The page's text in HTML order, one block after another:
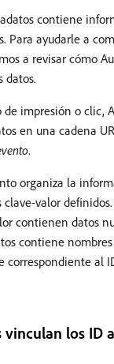
contiene
Para ayudarle a
a revisar cómo
datos.
impresión o clic,
en una cadena
.
organiza la
valor
contienen datos
contiene
correspondiente al
vinculan los ID